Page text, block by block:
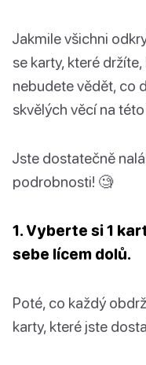
Jakmile všichni
se karty, které
nebudete vědět, co
skvělých věcí na
Jste dostatečně
podrobnosti! 🧐
1. Vyberte si 1
sebe lícem dolů.
Poté, co každý
karty, které jste